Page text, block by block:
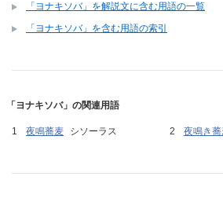
「ヨナキソバ」を解説文に含む用語の一覧
「ヨナキソバ」を含む用語の索引
「ヨナキソバ」の関連用語
夜鳴蕎麦 シソーラス 夜鳴き蕎